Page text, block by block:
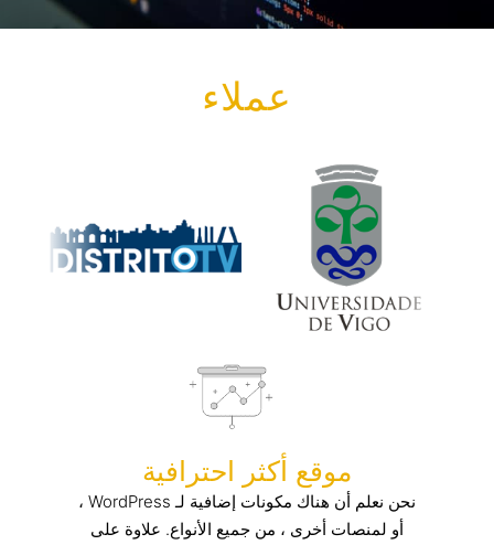
عملاء
موقع أكثر احترافية
نحن نعلم أن هناك مكونات إضافية لـ WordPress ،
أو لمنصات أخرى ، من جميع الأنواع. علاوة على